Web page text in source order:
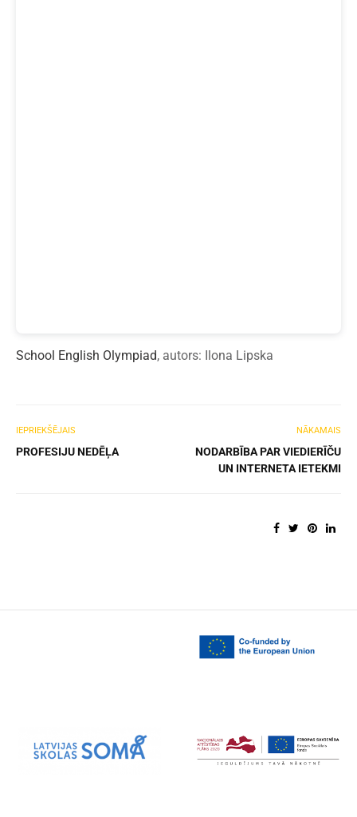
School English Olympiad, autors: Ilona Lipska
IEPRIEKŠĒJAIS
PROFESIJU NEDĒĻA
NĀKAMAIS
NODARBĪBA PAR VIEDIERĪČU
UN INTERNETA IETEKMI